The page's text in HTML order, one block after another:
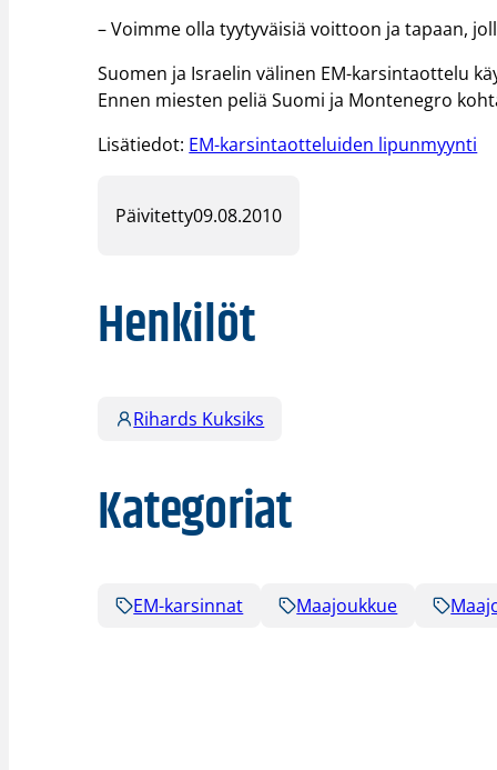
– Voimme olla tyytyväisiä voittoon ja tapaan,
Suomen ja Israelin välinen EM-karsintaottelu
Ennen miesten peliä Suomi ja Montenegro
Lisätiedot: EM-karsintaotteluiden lipunmyynti
Päivitetty09.08.2010
Henkilöt
Rihards Kuksiks
Kategoriat
EM-karsinnat Maajoukkue